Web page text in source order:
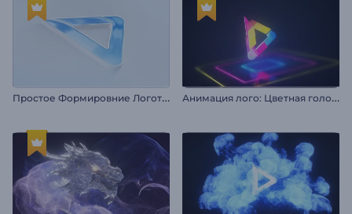
П
ростое Формировние Логотипа А
нимация лого: Цветная голограмма